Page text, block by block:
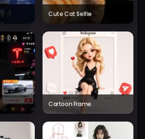
Cute Cat Selfie
Cartoon Frame